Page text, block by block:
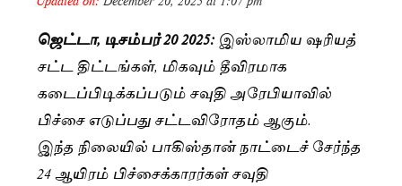
ஜெட்டா, டிசம்பர் 20 2025: இஸ்லாமிய ஷரியத்
சட்ட திட்டங்கள், மிகவும் தீவிரமாக
கடைப்பிடிக்கப்படும் சவுதி அரேபியாவில்
பிச்சை எடுப்பது சட்டவிரோதம் ஆகும்.
இந்த நிலையில் பாகிஸ்தான் நாட்டைச் சேர்ந்த
24 ஆயிரம் பிச்சைக்காரர்கள் சவுதி